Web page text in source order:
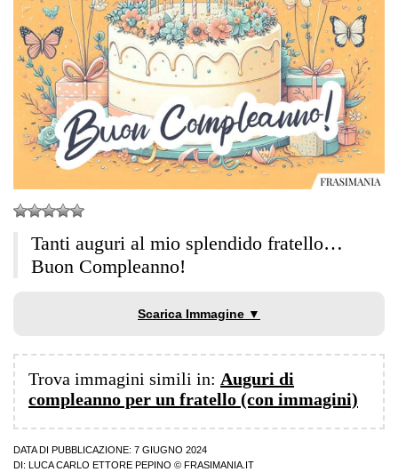
Tanti auguri al mio splendido fratello…
Buon Compleanno!
Scarica Immagine ▼
Trova immagini simili in: Auguri di
compleanno per un fratello (con immagini)
DATA DI PUBBLICAZIONE: 7 GIUGNO 2024
DI:
LUCA CARLO ETTORE PEPINO © FRASIMANIA.IT